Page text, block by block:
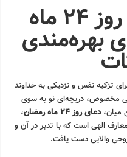
فضیلت دعای روز ۲۴ ماه
بهره‌مندی
تزکیه نفس و نزدیکی به خداوند
مخصوص، دریچه‌ای نو به سوی
میان،دعای روز ۲۴ ماه رمضان
،
معارف الهی است که با تدبر در آن و
والایی دست یافت.